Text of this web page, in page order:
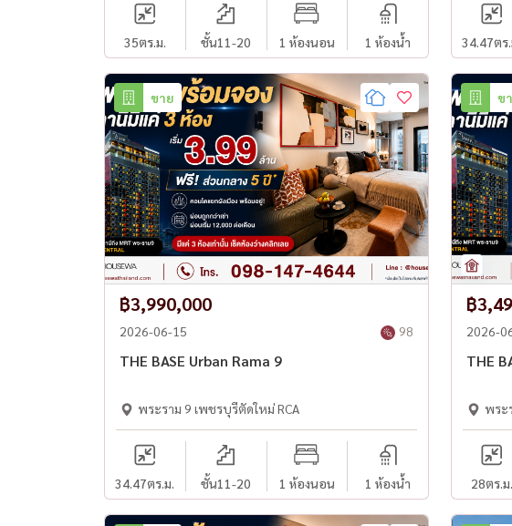
35ตร.ม. ชั้น11-20 1 ห้องนอน 1 ห้องน้ำ 34.47ตร.
ขาย
฿3,990,000
2026-06-15 98
THE BASE Urban Rama 9
พระราม 9 เพชรบุรีตัดใหม่ RCA
34.47ตร.ม. ชั้น11-20 1 ห้องนอน 1 ห้องน้ำ
ข
฿
2026-
THE
พระ
28ตร.ม.